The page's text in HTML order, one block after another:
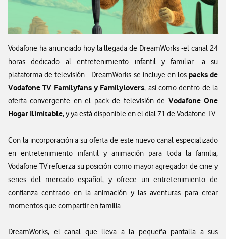
Vodafone ha anunciado hoy la llegada de DreamWorks -el canal 24
horas dedicado al entretenimiento infantil y familiar- a su
plataforma de televisión. DreamWorks se incluye en los packs de
Vodafone TV Familyfans y Familylovers, así como dentro de la
oferta convergente en el pack de televisión de Vodafone One
Hogar Ilimitable, y ya está disponible en el dial 71 de Vodafone TV.
Con la incorporación a su oferta de este nuevo canal especializado
en entretenimiento infantil y animación para toda la familia,
Vodafone TV refuerza su posición como mayor agregador de cine y
series del mercado español, y ofrece un entretenimiento de
confianza centrado en la animación y las aventuras para crear
momentos que compartir en familia.
DreamWorks, el canal que lleva a la pequeña pantalla a sus